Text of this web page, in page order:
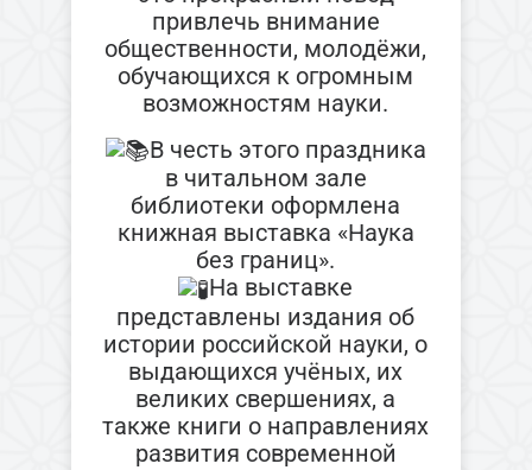
привлечь внимание
общественности, молодёжи,
обучающихся к огромным
возможностям науки.
В честь этого праздника
в читальном зале
библиотеки оформлена
книжная выставка «Наука
без границ».
На выставке
представлены издания об
истории российской науки, о
выдающихся учёных, их
великих свершениях, а
также книги о направлениях
развития современной